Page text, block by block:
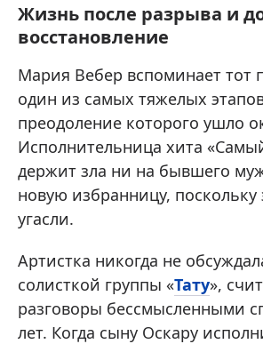
Жизнь после разрыва и
восстановление
Мария Вебер вспоминает тот
один из самых тяжелых
преодоление которого ушло
Исполнительница хита
держит зла ни на бывшего
новую избранницу,
угасли.
Артистка никогда не
солисткой группы «Тату»,
разговоры бессмысленными
лет. Когда сыну Оскару